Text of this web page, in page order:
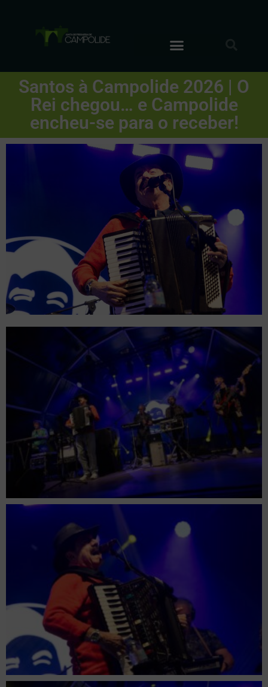
Santos à Campolide 2026 | O
Rei chegou… e Campolide
encheu-se para o receber!